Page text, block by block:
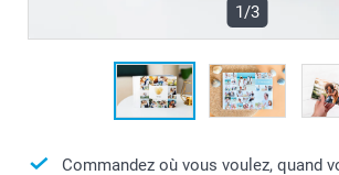
1/3
Commandez où vous voulez, quand